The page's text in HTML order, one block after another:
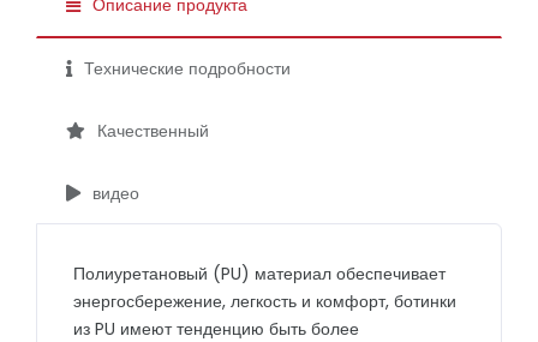
Технические подробности
Качественный
видео
Полиуретановый (PU) материал обеспечивает
энергосбережение, легкость и комфорт, ботинки
из PU имеют тенденцию быть более